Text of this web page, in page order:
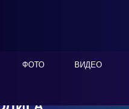
ФОТО ВИДЕО